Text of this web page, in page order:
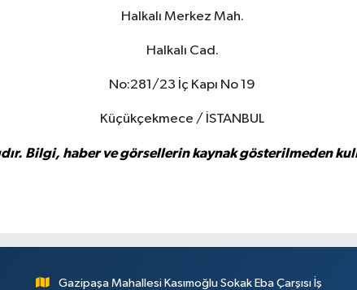
Halkalı Merkez Mah.
Halkalı Cad.
No:281/23 İç Kapı No 19
Küçükçekmece / İSTANBUL
Bilgi, haber ve görsellerin kaynak gösterilmeden
Gazipaşa Mahallesi Kasımoğlu Sokak Eba Çarşısı İş